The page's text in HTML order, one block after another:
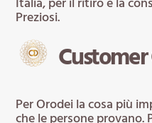
Preziosi.
Customer
Per Orodei la cosa più
che le persone